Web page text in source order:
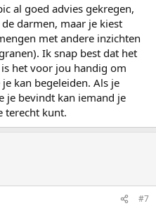
al goed advies gekregen,
darmen, maar je kiest
met andere inzichten
Ik snap best dat het
het voor jou handig om
kan begeleiden. Als je
je bevindt kan iemand je
terecht kunt.
#7